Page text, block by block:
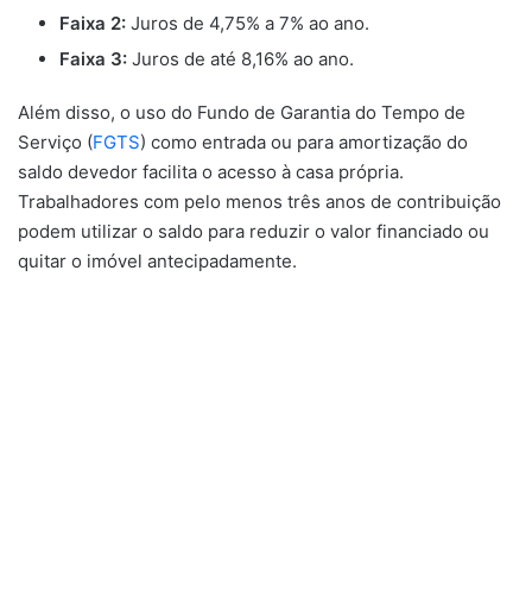
Faixa 2: Juros de 4,75% a 7% ao ano.
Faixa 3: Juros de até 8,16% ao ano.
Além disso, o uso do Fundo de Garantia do Tempo de
Serviço (FGTS) como entrada ou para amortização do
saldo devedor facilita o acesso à casa própria.
Trabalhadores com pelo menos três anos de contribuição
podem utilizar o saldo para reduzir o valor financiado ou
quitar o imóvel antecipadamente.